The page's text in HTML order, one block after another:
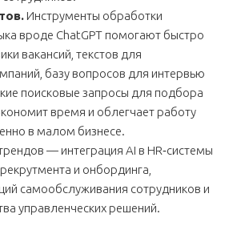
Инструменты обработки
вроде ChatGPT помогают быстро
вакансий, текстов для
базу вопросов для интервью
поисковые запросы для подбора
время и облегчает работу
в малом бизнесе.
— интеграция AI в HR‑системы
и онбординга,
самообслуживания сотрудников и
управленческих решений.